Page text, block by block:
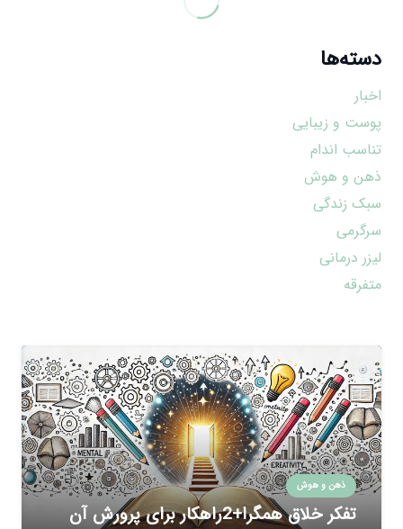
دسته‌ها
اخبار
پوست و زیبایی
تناسب اندام
ذهن و هوش
سبک زندگی
سرگرمی
لیزر درمانی
متفرقه
ذهن و هوش
تفکر خلاق همگرا+2راهکار برای پرورش آن